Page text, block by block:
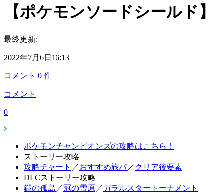
【ポケモンソードシールド】
最終更新:
2022年7月6日16:13
コメント 0 件
コメント
0
ポケモンチャンピオンズの攻略はこちら！
ストーリー攻略
攻略チャート ／おすすめ旅パ／ クリア後要素
DLCストーリー攻略
鎧の孤島 ／冠の雪原／ ガラルスタートーナメント